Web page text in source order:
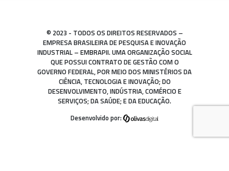
© 2023 - TODOS OS DIREITOS RESERVADOS –
EMPRESA BRASILEIRA DE PESQUISA E INOVAÇÃO
INDUSTRIAL – EMBRAPII. UMA ORGANIZAÇÃO SOCIAL
QUE POSSUI CONTRATO DE GESTÃO COM O
GOVERNO FEDERAL, POR MEIO DOS MINISTÉRIOS DA
CIÊNCIA, TECNOLOGIA E INOVAÇÃO; DO
DESENVOLVIMENTO, INDÚSTRIA, COMÉRCIO E
SERVIÇOS; DA SAÚDE; E DA EDUCAÇÃO.
Desenvolvido por: